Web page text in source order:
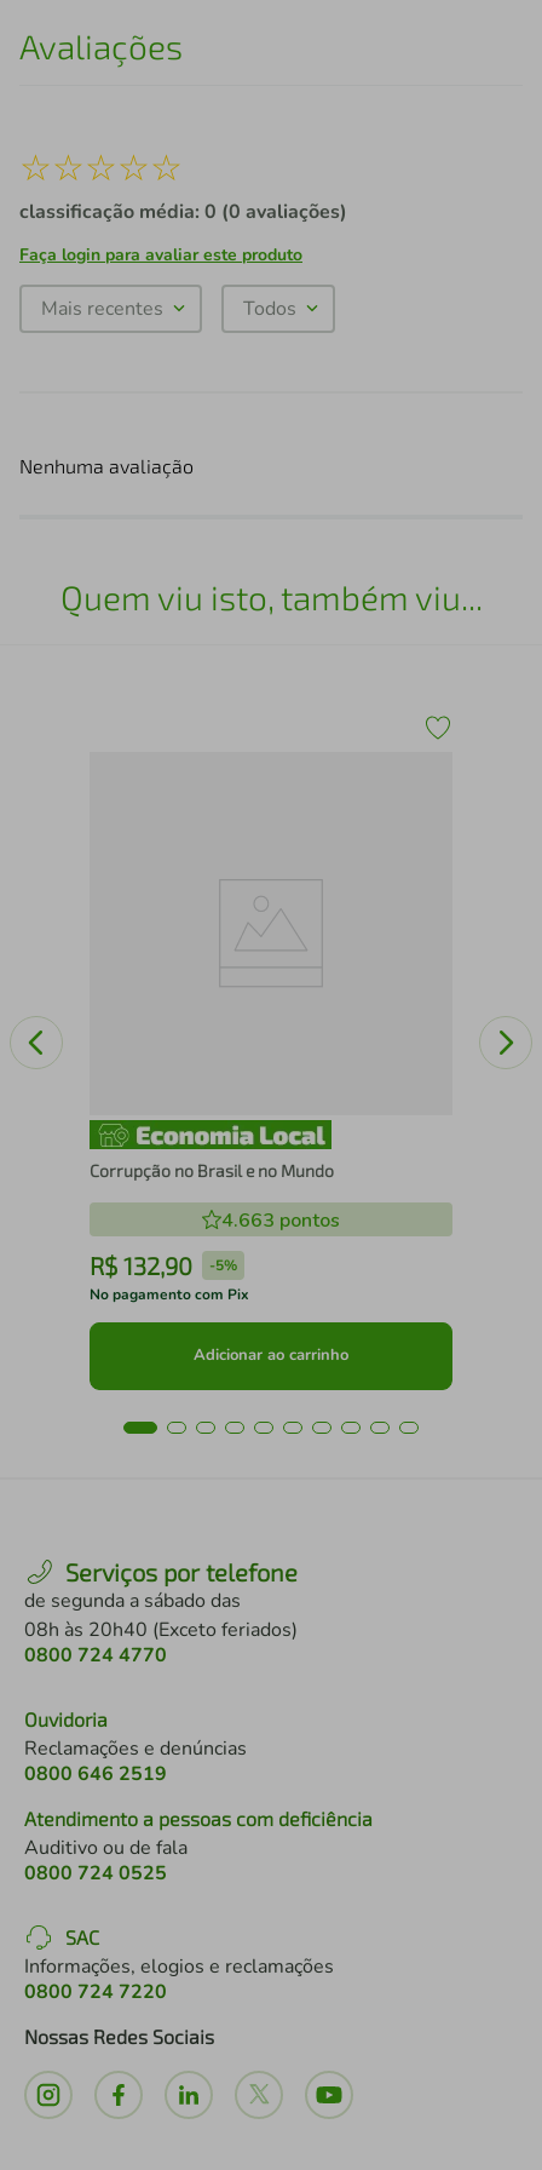
Avaliações
☆☆☆☆☆
classificação média: 0 (0 avaliações)
Faça login para avaliar este produto
Mais recentes Todos
Nenhuma avaliação
Quem viu isto, também viu...
Corrupção no Brasil e no Mundo
4.663 pontos
R$ 132,90 -5%
No pagamento com Pix
Adicionar ao carrinho
Serviços por telefone
de segunda a sábado das
08h às 20h40 (Exceto feriados)
0800 724 4770
Ouvidoria
Reclamações e denúncias
0800 646 2519
Atendimento a pessoas com deficiência
Auditivo ou de fala
0800 724 0525
SAC
Informações, elogios e reclamações
0800 724 7220
Nossas Redes Sociais